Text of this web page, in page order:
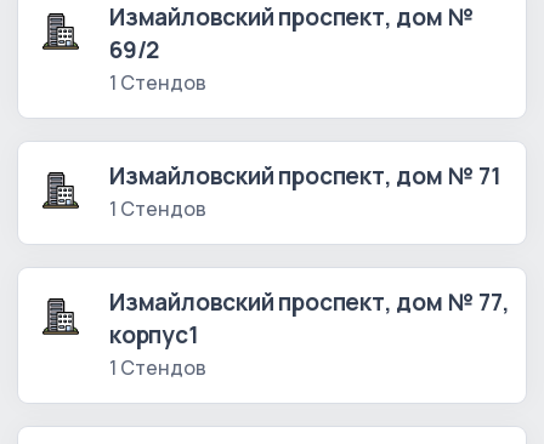
Измайловский проспект, дом №
69/2
1 Стендов
Измайловский проспект, дом № 71
1 Стендов
Измайловский проспект, дом № 77,
корпус1
1 Стендов